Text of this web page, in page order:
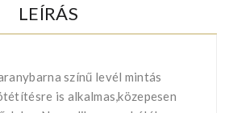
LEÍRÁS
színű levél mintás
is alkalmas,közepesen